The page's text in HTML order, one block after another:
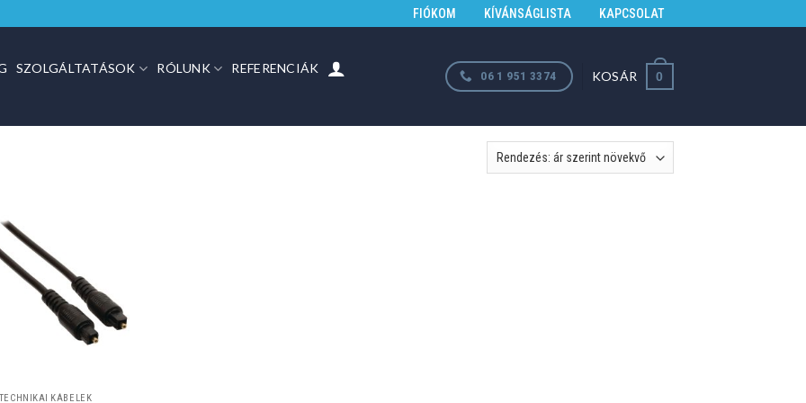
FIÓKOM KÍVÁNSÁGLISTA KAPCSOLAT
SZOLGÁLTATÁSOK RÓLUNK REFERENCIÁK 06 1 951 3374 KOSÁR 0
KÁBELEK